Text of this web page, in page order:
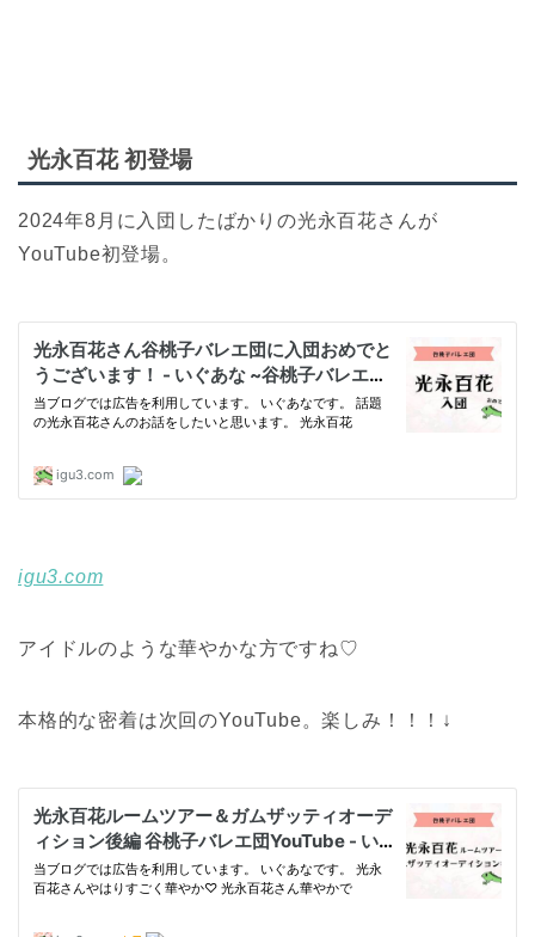
光永百花 初登場
2024年8月に入団したばかりの光永百花さんが
YouTube初登場。
igu3.com
アイドルのような華やかな方ですね♡
本格的な密着は次回のYouTube。楽しみ！！！↓